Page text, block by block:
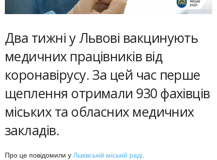
Два тижні у Львові вакцинують
медичних працівників від
коронавірусу. За цей час перше
щеплення отримали 930 фахівців
міських та обласних медичних
закладів.
Про це повідомили у Львівській міській раді.